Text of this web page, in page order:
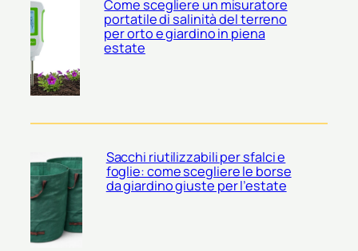
Come scegliere un misuratore
portatile di salinità del terreno
per orto e giardino in piena
estate
Sacchi riutilizzabili per sfalci e
foglie: come scegliere le borse
da giardino giuste per l’estate